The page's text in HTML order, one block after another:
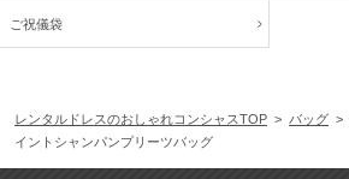
ご祝儀袋
レンタルドレスのおしゃれコンシャスTOP > バッグ >
イントシャンパンプリーツバッグ